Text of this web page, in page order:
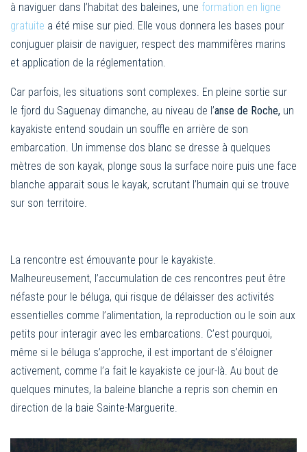
à naviguer dans l’habitat des baleines, une formation en ligne
gratuite a été mise sur pied. Elle vous donnera les bases pour
conjuguer plaisir de naviguer, respect des mammifères marins
et application de la réglementation.
Car parfois, les situations sont complexes. En pleine sortie sur
le fjord du Saguenay dimanche, au niveau de l’anse de Roche, un
kayakiste entend soudain un souffle en arrière de son
embarcation. Un immense dos blanc se dresse à quelques
mètres de son kayak, plonge sous la surface noire puis une face
blanche apparait sous le kayak, scrutant l’humain qui se trouve
sur son territoire.
La rencontre est émouvante pour le kayakiste.
Malheureusement, l’accumulation de ces rencontres peut être
néfaste pour le béluga, qui risque de délaisser des activités
essentielles comme l’alimentation, la reproduction ou le soin aux
petits pour interagir avec les embarcations. C’est pourquoi,
même si le béluga s’approche, il est important de s’éloigner
activement, comme l’a fait le kayakiste ce jour-là. Au bout de
quelques minutes, la baleine blanche a repris son chemin en
direction de la baie Sainte-Marguerite.